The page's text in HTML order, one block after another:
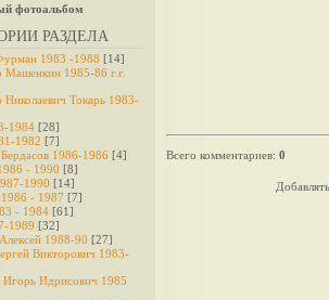
фотоальбом
РАЗДЕЛА
1983 -1988 [14]
Машенкин 1985-86 г.г.
Николаевич Токарь 1983-
1984 [28]
1982 [7]
1986-1986 [4]
- 1990 [8]
1990 [14]
- 1987 [7]
- 1984 [61]
1989 [32]
1988-90 [27]
Викторович 1983-
Игорь Идрисович 1985
Всего комментариев: 0